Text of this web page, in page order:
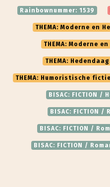
Rainbownummer: 1539
THEMA: Moderne en
THEMA: Moderne
THEMA:
THEMA: Humoristische fictie
BISAC: FICTION /
BISAC: FICTION
BISAC: FICTION /
BISAC: FICTION /